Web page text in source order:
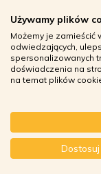
Adresy sklepów
Godziny otwarcia
Aplikacja
Zwroty i reklamacje
Używamy plików
Możemy je zamieścić
odwiedzających,
spersonalizowanych
doświadczenia na
na temat plików
Dostosuj